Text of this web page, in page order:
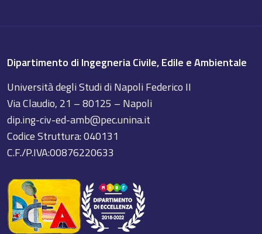
Dipartimento di Ingegneria Civile, Edile e Ambientale
Università degli Studi di Napoli Federico II
Via Claudio, 21 – 80125 – Napoli
dip.ing-civ-ed-amb@pec.unina.it
Codice Struttura: 040131
C.F./P.IVA:00876220633